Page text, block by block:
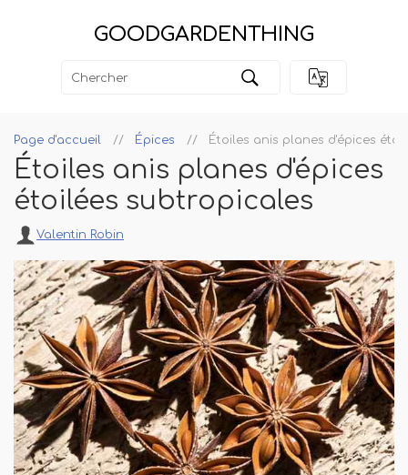
GOODGARDENTHING
Page d'accueil Épices Étoiles anis planes d'épices
Étoiles anis planes d'épices
étoilées subtropicales
Valentin Robin